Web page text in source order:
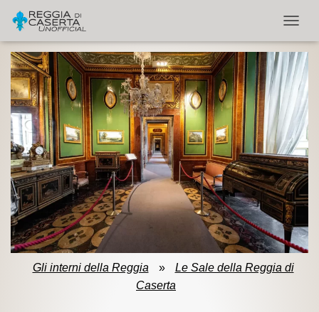
Gli interni della Reggia »
Le Sale della Reggia di
Caserta